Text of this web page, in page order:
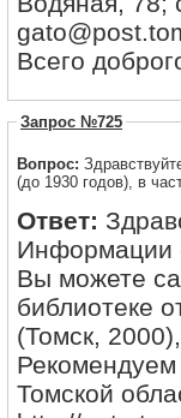
Всего
Запрос №725
Вопрос:
(до 1930 годов), в
Ответ:
Информации
Вы можете
библиотеке
(Томск,
Рекомендуем
Томской